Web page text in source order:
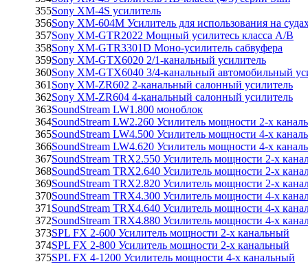
355Sony XM-4S усилитель
356Sony XM-604M Усилитель для использования на
357Sony XM-GTR2022 Мощный усилитесь класса A/B
358Sony XM-GTR3301D Моно-усилитель сабвуфера
359Sony XM-GTX6020 2/1-канальный усилитель
360Sony XM-GTX6040 3/4-канальный автомобильный
361 Sony XM-ZR602 2-канальный салонный усилитель
362Sony XM-ZR604 4-канальный салонный усилитель
363SoundStream LW1.800 моноблок
364SoundStream LW2.260 Усилитель мощности 2-х
365SoundStream LW4.500 Усилитель мощности 4-х
366SoundStream LW4.620 Усилитель мощности 4-х
367SoundStream TRX2.550 Усилитель мощности 2-х
368SoundStream TRX2.640 Усилитель мощности 2-х
369SoundStream TRX2.820 Усилитель мощности 2-х
370SoundStream TRX4.300 Усилитель мощности 4-х
371 SoundStream TRX4.640 Усилитель мощности 4-х
372SoundStream TRX4.880 Усилитель мощности 4-х
373SPL FX 2-600 Усилитель мощности 2-х канальный
374SPL FX 2-800 Усилитель мощности 2-х канальный
375SPL FX 4-1200 Усилитель мощности 4-х канальный